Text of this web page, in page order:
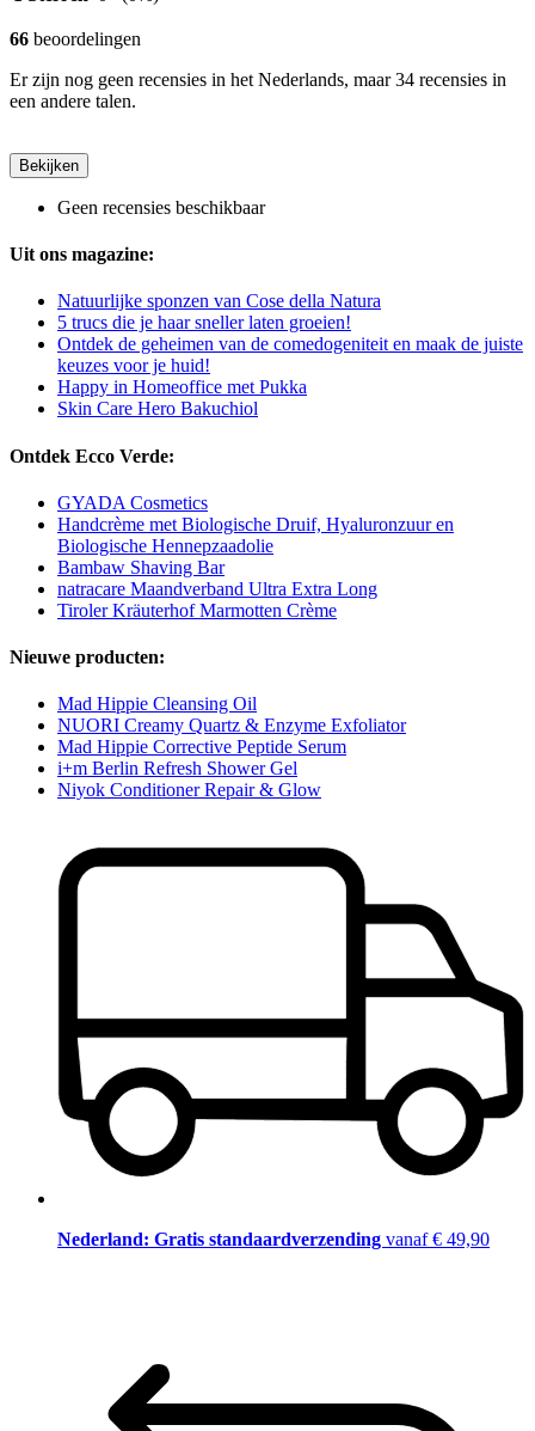
66 beoordelingen
Er zijn nog geen recensies in het Nederlands, maar 34 recensies in
een andere talen.
Bekijken
Geen recensies beschikbaar
Uit ons magazine:
Natuurlijke sponzen van Cose della Natura
5 trucs die je haar sneller laten groeien!
Ontdek de geheimen van de comedogeniteit en maak de juiste
keuzes voor je huid!
Happy in Homeoffice met Pukka
Skin Care Hero Bakuchiol
Ontdek Ecco Verde:
GYADA Cosmetics
Handcrème met Biologische Druif, Hyaluronzuur en
Biologische Hennepzaadolie
Bambaw Shaving Bar
natracare Maandverband Ultra Extra Long
Tiroler Kräuterhof Marmotten Crème
Nieuwe producten:
Mad Hippie Cleansing Oil
NUORI Creamy Quartz & Enzyme Exfoliator
Mad Hippie Corrective Peptide Serum
i+m Berlin Refresh Shower Gel
Niyok Conditioner Repair & Glow
Nederland: Gratis standaardverzending vanaf € 49,90